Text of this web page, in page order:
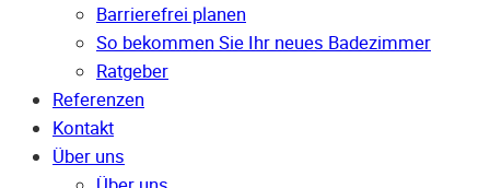
Barrierefrei planen
So bekommen Sie Ihr neues Badezimmer
Ratgeber
Referenzen
Kontakt
Über uns